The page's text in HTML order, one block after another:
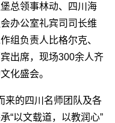
总领事林动、四川海
办公室礼宾司司长维
组负责人比格尔克、
出席，现场300余人齐
化盛会。
的四川名师团队及各
“以文载道，以教润心”